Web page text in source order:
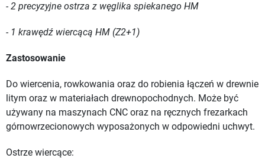
- 2 precyzyjne ostrza z węglika spiekanego HM
- 1 krawędź wiercącą HM (Z2+1)
Zastosowanie
Do wiercenia, rowkowania oraz do robienia łączeń w drewnie
litym oraz w materiałach drewnopochodnych. Może być
używany na maszynach CNC oraz na ręcznych frezarkach
górnowrzecionowych wyposażonych w odpowiedni uchwyt.
Ostrze wiercące: